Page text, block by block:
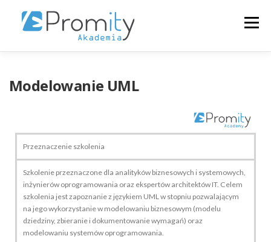
Menu
POLSKI
Modelowanie UML
Przeznaczenie szkolenia
Szkolenie przeznaczone dla analityków biznesowych i systemowych,
inżynierów oprogramowania oraz ekspertów architektów IT. Celem
szkolenia jest zapoznanie z językiem UML w stopniu pozwalającym
na jego wykorzystanie w modelowaniu biznesowym (modelu
dziedziny, zbieranie i dokumentowanie wymagań) oraz
modelowaniu systemów oprogramowania.